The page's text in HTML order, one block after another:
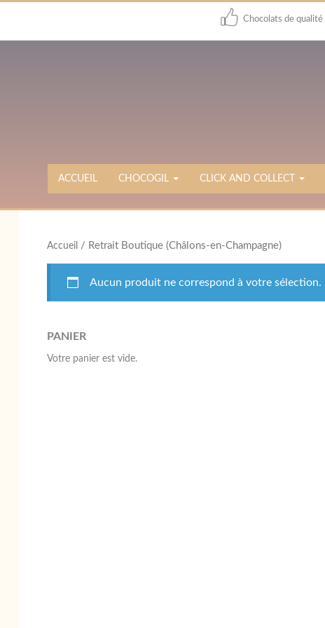
Chocolats de qualité
ACCUEIL CHOCOGIL CLICK AND COLLECT
Accueil / Retrait Boutique (Châlons-en-Champagne)
Aucun produit ne correspond à votre sélection.
PANIER
Votre panier est vide.